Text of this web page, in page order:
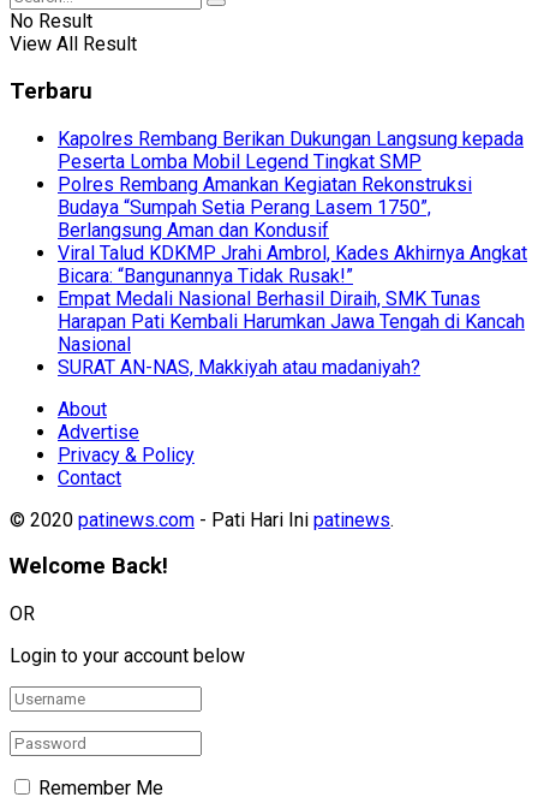
No Result
View All Result
Terbaru
Kapolres Rembang Berikan Dukungan Langsung kepada
Peserta Lomba Mobil Legend Tingkat SMP
Polres Rembang Amankan Kegiatan Rekonstruksi
Budaya “Sumpah Setia Perang Lasem 1750”,
Berlangsung Aman dan Kondusif
Viral Talud KDKMP Jrahi Ambrol, Kades Akhirnya Angkat
Bicara: “Bangunannya Tidak Rusak!”
Empat Medali Nasional Berhasil Diraih, SMK Tunas
Harapan Pati Kembali Harumkan Jawa Tengah di Kancah
Nasional
SURAT AN-NAS, Makkiyah atau madaniyah?
About
Advertise
Privacy & Policy
Contact
© 2020 patinews.com - Pati Hari Ini patinews.
Welcome Back!
OR
Login to your account below
Remember Me